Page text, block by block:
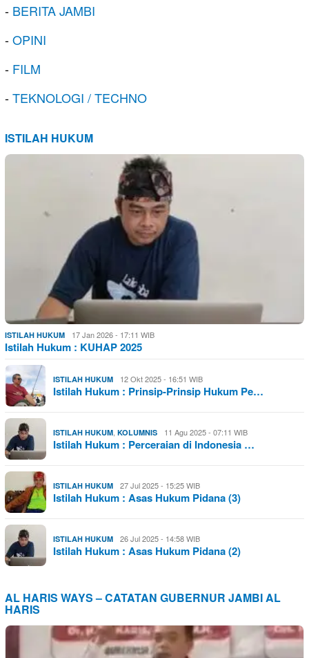
- BERITA JAMBI
-OPINI
- FILM
-TEKNOLOGI / TECHNO
ISTILAH HUKUM
ISTILAH HUKUM 17 Jan 2026 - 17:11 WIB
Istilah Hukum : KUHAP 2025
ISTILAH HUKUM 12 Okt 2025 - 16:51 WIB
Istilah Hukum : Prinsip-Prinsip Hukum Pe…
ISTILAH HUKUM KOLUMNIS 11 Agu 2025 - 07:11 WIB
Istilah Hukum : Perceraian di Indonesia …
ISTILAH HUKUM 27 Jul 2025 - 15:25 WIB
Istilah Hukum : Asas Hukum Pidana (3)
ISTILAH HUKUM 26 Jul 2025 - 14:58 WIB
Istilah Hukum : Asas Hukum Pidana (2)
AL HARIS WAYS – CATATAN GUBERNUR JAMBI AL
HARIS